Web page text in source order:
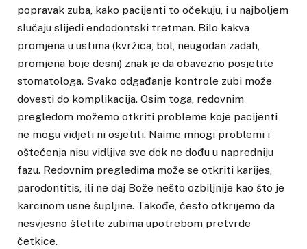
popravak zuba, kako pacijenti to očekuju, i u najboljem
slučaju slijedi endodontski tretman. Bilo kakva
promjena u ustima (kvržica, bol, neugodan zadah,
promjena boje desni) znak je da obavezno posjetite
stomatologa. Svako odgađanje kontrole zubi može
dovesti do komplikacija. Osim toga, redovnim
pregledom možemo otkriti probleme koje pacijenti
ne mogu vidjeti ni osjetiti. Naime mnogi problemi i
oštećenja nisu vidljiva sve dok ne dođu u napredniju
fazu. Redovnim pregledima može se otkriti karijes,
parodontitis, ili ne daj Bože nešto ozbiljnije kao što je
karcinom usne šupljine. Takođe, često otkrijemo da
nesvjesno štetite zubima upotrebom pretvrde
četkice.